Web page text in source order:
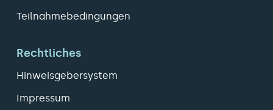
Teilnahmebedingungen
Rechtliches
Hinweisgebersystem
Impressum